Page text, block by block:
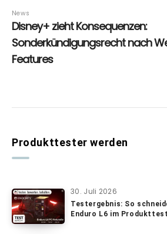
Produkttester werden
30. Juli 2026
Testergebnis: So
Enduro L6 im